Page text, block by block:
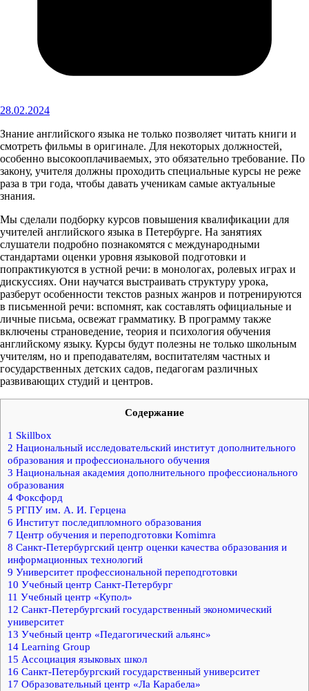
28.02.2024
Знание английского языка не только позволяет читать книги и
смотреть фильмы в оригинале. Для некоторых должностей,
особенно высокооплачиваемых, это обязательно требование. По
закону, учителя должны проходить специальные курсы не реже
раза в три года, чтобы давать ученикам самые актуальные
знания.
Мы сделали подборку курсов повышения квалификации для
учителей английского языка в Петербурге. На занятиях
слушатели подробно познакомятся с международными
стандартами оценки уровня языковой подготовки и
попрактикуются в устной речи: в монологах, ролевых играх и
дискуссиях. Они научатся выстраивать структуру урока,
разберут особенности текстов разных жанров и потренируются
в письменной речи: вспомнят, как составлять официальные и
личные письма, освежат грамматику. В программу также
включены страноведение, теория и психология обучения
английскому языку. Курсы будут полезны не только школьным
учителям, но и преподавателям, воспитателям частных и
государственных детских садов, педагогам различных
развивающих студий и центров.
Содержание
1 Skillbox
2 Национальный исследовательский институт дополнительного
образования и профессионального обучения
3 Национальная академия дополнительного профессионального
образования
4 Фоксфорд
5 РГПУ им. А. И. Герцена
6 Институт последипломного образования
7 Центр обучения и переподготовки Komimra
8 Санкт-Петербургский центр оценки качества образования и
информационных технологий
9 Университет профессиональной переподготовки
10 Учебный центр Санкт-Петербург
11 Учебный центр «Купол»
12 Санкт-Петербургский государственный экономический
университет
13 Учебный центр «Педагогический альянс»
14 Learning Group
15 Ассоциация языковых школ
16 Санкт-Петербургский государственный университет
17 Образовательный центр «Ла Карабела»